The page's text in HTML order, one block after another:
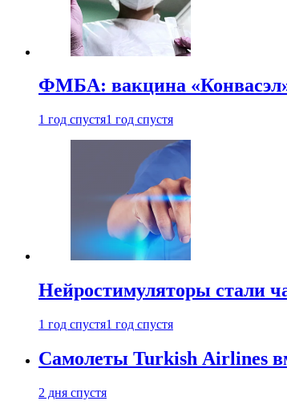
ФМБА: вакцина «Конвасэл»
1 год спустя1 год спустя
Нейростимуляторы стали
1 год спустя1 год спустя
Самолеты Turkish Airlines
2 дня спустя